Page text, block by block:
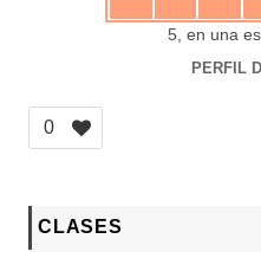
5, en una
PERFIL
0
CLASES